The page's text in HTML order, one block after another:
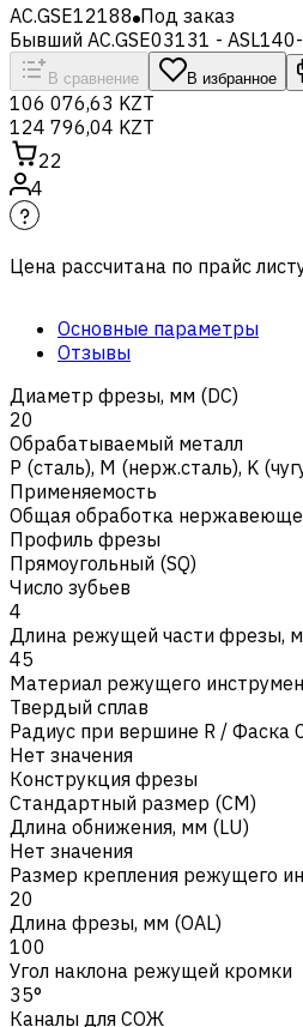
AC.GSE12188 Под заказ
Бывший AC.GSE03131 -
В сравнение В избранное
106 076,63 KZT
124 796,04 KZT
22
4
Цена рассчитана по прайс
Основные параметры
Отзывы
Диаметр фрезы, мм (DC)
20
Обрабатываемый металл
Р (сталь), M (нерж.сталь), K
Применяемость
Общая обработка
Профиль фрезы
Прямоугольный (SQ)
Число зубьев
4
Длина режущей части фрезы,
45
Материал режущего
Твердый сплав
Радиус при вершине R / Фаска
Нет значения
Конструкция фрезы
Стандартный размер (CM)
Длина обнижения, мм (LU)
Нет значения
Размер крепления режущего
20
Длина фрезы, мм (OAL)
100
Угол наклона режущей кромки
35°
Каналы для СОЖ